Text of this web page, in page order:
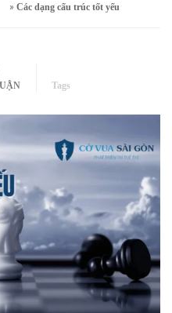
» Các dạng cấu trúc tốt yếu
Tags